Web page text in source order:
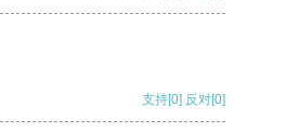
支持[0] 反对[0]